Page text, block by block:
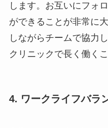
します。お互いにフォ
ができることが非常に
しながらチームで協力
クリニックで長く働く
4. ワークライフバラ